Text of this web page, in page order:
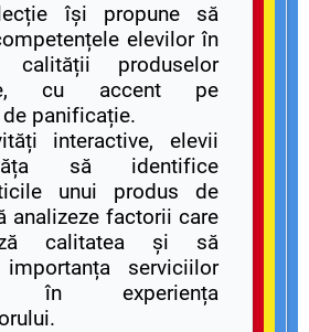
își propune să
elevilor în
calității produselor
cu accent pe
panificație.
interactive, elevii
să identifice
unui produs de
analizeze factorii care
calitatea și să
serviciilor
în experiența